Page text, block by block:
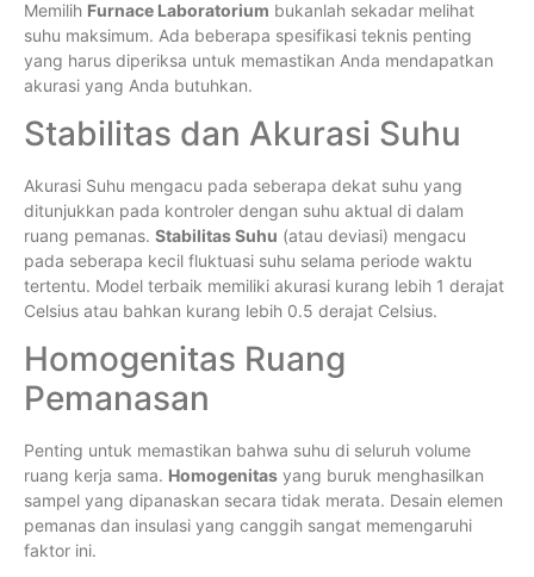
Memilih Furnace Laboratorium bukanlah sekadar melihat
suhu maksimum. Ada beberapa spesifikasi teknis penting
yang harus diperiksa untuk memastikan Anda mendapatkan
akurasi yang Anda butuhkan.
Stabilitas dan Akurasi Suhu
Akurasi Suhu mengacu pada seberapa dekat suhu yang
ditunjukkan pada kontroler dengan suhu aktual di dalam
ruang pemanas. Stabilitas Suhu (atau deviasi) mengacu
pada seberapa kecil fluktuasi suhu selama periode waktu
tertentu. Model terbaik memiliki akurasi kurang lebih 1 derajat
Celsius atau bahkan kurang lebih 0.5 derajat Celsius.
Homogenitas Ruang
Pemanasan
Penting untuk memastikan bahwa suhu di seluruh volume
ruang kerja sama. Homogenitas yang buruk menghasilkan
sampel yang dipanaskan secara tidak merata. Desain elemen
pemanas dan insulasi yang canggih sangat memengaruhi
faktor ini.